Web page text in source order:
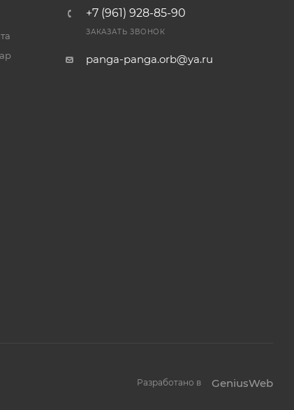
+7 (961) 928-85-90
ЗАКАЗАТЬ ЗВОНОК
panga-panga.orb@ya.ru
Разработано в GeniusWeb